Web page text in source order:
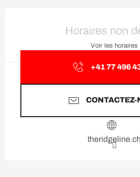
Horaires non
Voir les horaires
+41 77 496
CONTACTEZ-
theridgeline.ch